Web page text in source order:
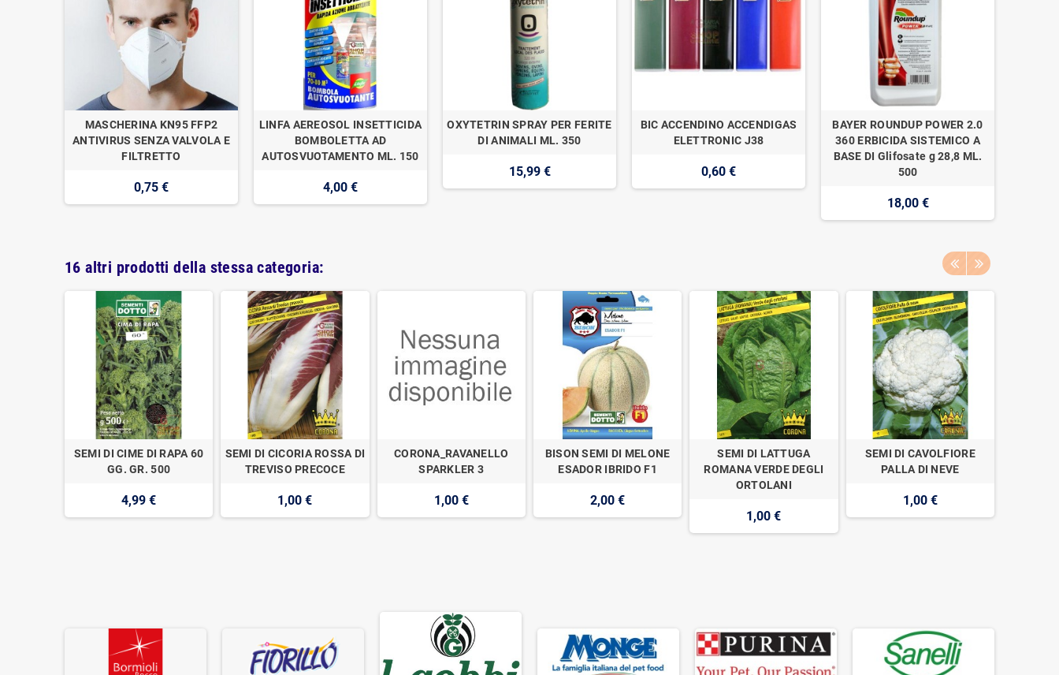
MASCHERINA KN95 FFP2
ANTIVIRUS SENZA VALVOLA E
FILTRETTO
0,75 €
LINFA AEREOSOL INSETTICIDA
BOMBOLETTA AD
AUTOSVUOTAMENTO ML. 150
4,00 €
OXYTETRIN SPRAY PER FERITE
DI ANIMALI ML. 350
15,99 €
BIC ACCENDINO ACCENDIGAS
ELETTRONIC J38
0,60 €
BAYER ROUNDUP POWER 2.0
360 ERBICIDA SISTEMICO A
BASE DI Glifosate g 28,8 ML.
500
18,00 €
16 altri prodotti della stessa categoria:
SEMI DI CIME DI RAPA 60
GG. GR. 500
4,99 €
SEMI DI CICORIA ROSSA DI
TREVISO PRECOCE
1,00 €
CORONA_RAVANELLO
SPARKLER 3
1,00 €
BISON SEMI DI MELONE
ESADOR IBRIDO F1
2,00 €
SEMI DI LATTUGA
ROMANA VERDE DEGLI
ORTOLANI
1,00 €
SEMI DI CAVOLFIORE
PALLA DI NEVE
1,00 €